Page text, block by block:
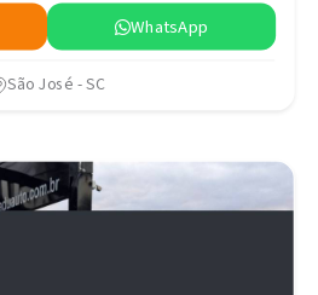
WhatsApp
São José - SC